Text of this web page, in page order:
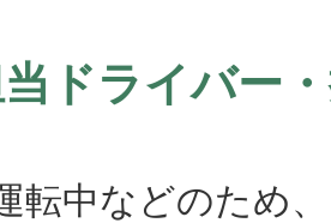
当ドライバー
転中などのため